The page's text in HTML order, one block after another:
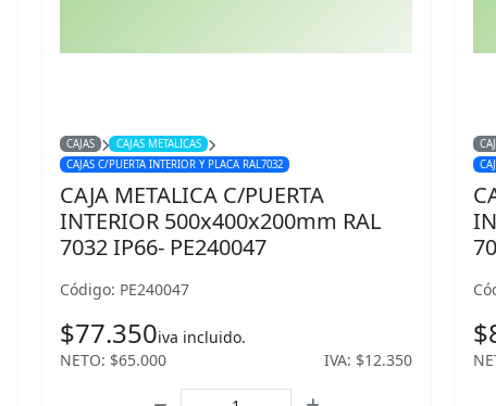
CAJAS
CAJAS METALICAS
CAJAS C/PUERTA INTERIOR Y PLACA RAL7032
CAJA METALICA C/PUERTA
INTERIOR 500x400x200mm RAL
7032 IP66- PE240047
Código: PE240047
$77.350iva incluido.
NETO: $65.000
IVA: $12.350